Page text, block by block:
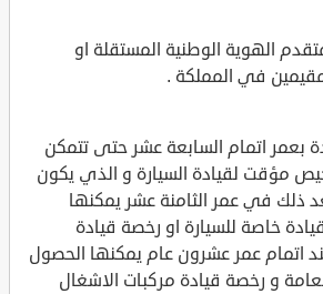
الهوية الوطنية المستقلة او
في المملكة .
بعمر اتمام السابعة عشر حتى تتمكن
مؤقت لقيادة السيارة و الذي يكون
ذلك في عمر الثامنة عشر يمكنها
خاصة للسيارة او رخصة قيادة
عند اتمام عمر عشرون عام يمكنها الحصول
و رخصة قيادة مركبات الاشغال